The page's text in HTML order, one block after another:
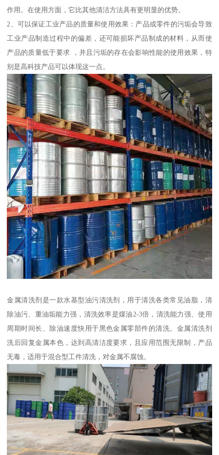
作用。在使用方面，它比其他清洁方法具有更明显的优势。
2、可以保证工业产品的质量和使用效果：产品或零件的污垢会导致
工业产品制造过程中的偏差，还可能损坏产品制成的材料，从而使
产品的质量低于要求 ，并且污垢的存在会影响性能的使用效果，特
别是高科技产品可以体现这一点。
金属清洗剂是一款水基型油污清洗剂，用于清洗各类常见油脂，清
除油污、重油垢能力强，清洗效率是煤油2-3倍，清洗能力强、使用
周期时间长、除油速度快用于黑色金属零部件的清洗。金属清洗剂
洗后回复金属本色，达到高清洁度要求，且应用范围无限制，产品
无毒，适用于混合型工件清洗，对金属不腐蚀。